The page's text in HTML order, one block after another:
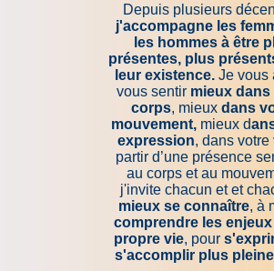
Depuis plusieurs
j'accompagne les
les hommes à être
présentes, plus
leur existence.Je vous
vous sentir mieux dans
corps, mieux dans
mouvement,mieux d
expression, dans votre
partir d’une présence
au corps et au
j'invite chacun et et
mieux se connaître, à
comprendre les enjeux
propre vie, pour
s'accomplir plus